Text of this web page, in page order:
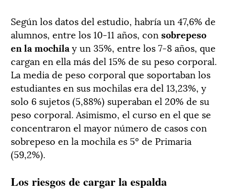
Según los datos del estudio, habría un 47,6% de
alumnos, entre los 10-11 años, con sobrepeso
en la mochila y un 35%, entre los 7-8 años, que
cargan en ella más del 15% de su peso corporal.
La media de peso corporal que soportaban los
estudiantes en sus mochilas era del 13,23%, y
solo 6 sujetos (5,88%) superaban el 20% de su
peso corporal. Asimismo, el curso en el que se
concentraron el mayor número de casos con
sobrepeso en la mochila es 5º de Primaria
(59,2%).
Los riesgos de cargar la espalda